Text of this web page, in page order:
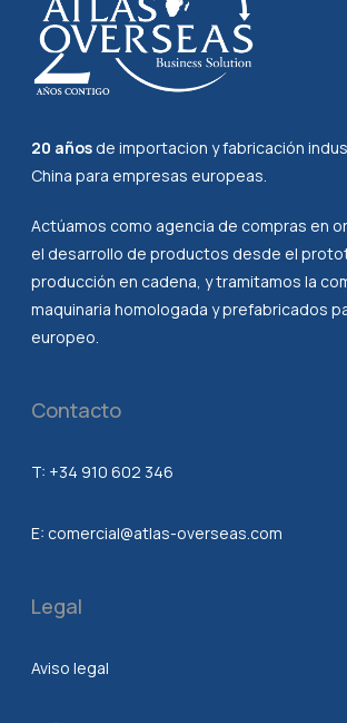
20 años de importacion y fabricación
China para empresas europeas.
Actúamos como agencia de compras en
el desarrollo de productos desde el
producción en cadena, y tramitamos la
maquinaria homologada y prefabricados
europeo.
Contacto
T: +34 910 602 346
E: comercial@atlas-overseas.com
Legal
Aviso legal